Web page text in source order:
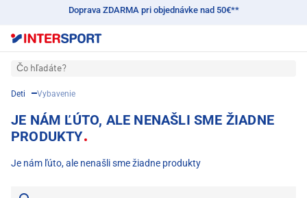
Doprava ZDARMA pri objednávke nad 50€**
Čo hľadáte?
Deti Vybavenie
JE NÁM ĽÚTO, ALE NENAŠLI SME ŽIADNE
PRODUKTY
Je nám ľúto, ale nenašli sme žiadne produkty